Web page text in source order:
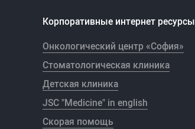
Корпоративные интернет ресурсы
Онкологический центр «София»
Стоматологическая клиника
Детская клиника
JSC "Medicine" in english
Скорая помощь